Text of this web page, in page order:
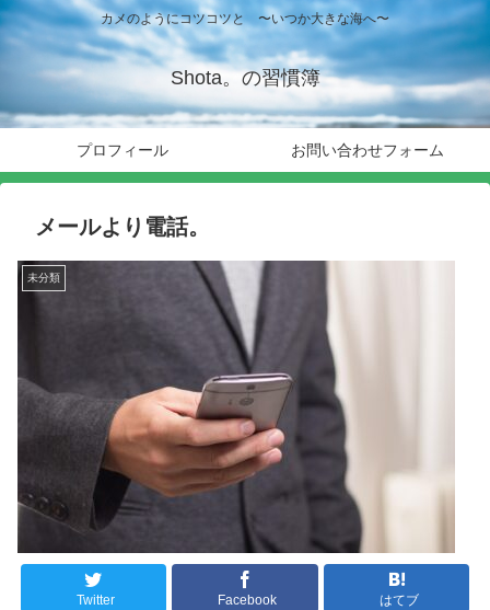
カメのようにコツコツと 〜いつか大きな海へ〜
Shota。の習慣簿
プロフィール お問い合わせフォーム
メールより電話。
未分類
Twitter Facebook はてブ